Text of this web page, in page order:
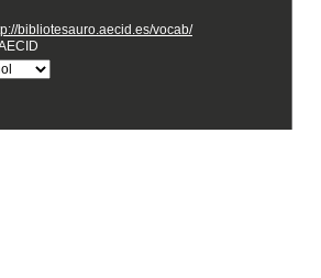
bibliotesauro.aecid.es/vocab/